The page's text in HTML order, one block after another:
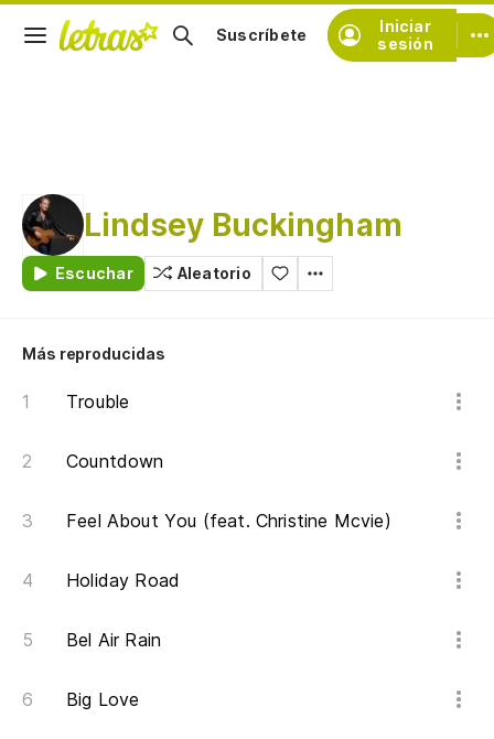
Iniciar
sesión
Suscríbete
Lindsey Buckingham
Escuchar Aleatorio
Más reproducidas
Trouble
Countdown
Feel About You (feat. Christine Mcvie)
Holiday Road
Bel Air Rain
Big Love